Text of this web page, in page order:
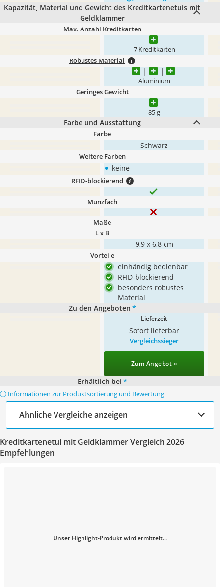
Kapazität, Material und Gewicht des Kreditkartenetuis mit
Geldklammer
Max. Anzahl Kreditkarten
7 Kreditkarten
Robustes Material
Aluminium
Geringes Gewicht
85 g
Farbe und Ausstattung
Farbe
Schwarz
Weitere Farben
• keine
RFID-blockierend
Münzfach
Maße
L x B
9,9 x 6,8 cm
Vorteile
einhändig bedienbar
RFID-blockierend
besonders robustes
Material
Zu den Angeboten *
Lieferzeit
Sofort lieferbar
Vergleichssieger
Zum Angebot »
Erhältlich bei *
ⓘ Informationen zur Produktsortierung und Bewertung
Ähnliche Vergleiche anzeigen
Kreditkartenetui mit Geldklammer Vergleich 2026
Empfehlungen
Unser Highlight-Produkt wird ermittelt...